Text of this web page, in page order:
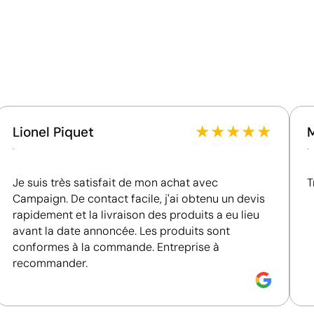
Position:côté 1
maximum 4 couleurs
Fournisseur lié à une usine auditée selon une norme
reconnue, garantissant la vérification des
conditions de travail.
entreprises en matière de performance ESG.
Lionel Piquet
.
★★★★★
Je suis très satisfait de mon achat avec
Campaign. De contact facile, j'ai obtenu un devis
rapidement et la livraison des produits a eu lieu
avant la date annoncée. Les produits sont
conformes à la commande. Entreprise à
recommander.
.